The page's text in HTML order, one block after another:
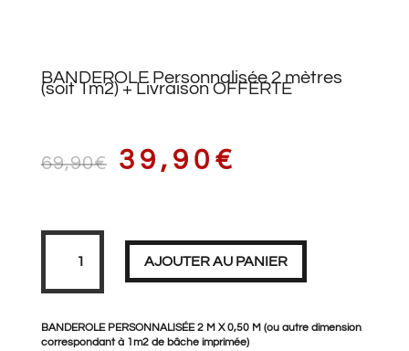
BANDEROLE Personnalisée 2 mètres
(soit 1m2) + Livraison OFFERTE
69,90€ LE
PRIX
INITIAL
39,90 €
PRIX
ACTUEL
quantité
BANDEROLE
Personnalisée
mètres
+
Livraison
OFFERTE
AJOUTER AU PANIER
BANDEROLE PERSONNALISÉE 2 M X 0,50 M (ou autre dimension
correspondant à 1m2 de bâche imprimée)